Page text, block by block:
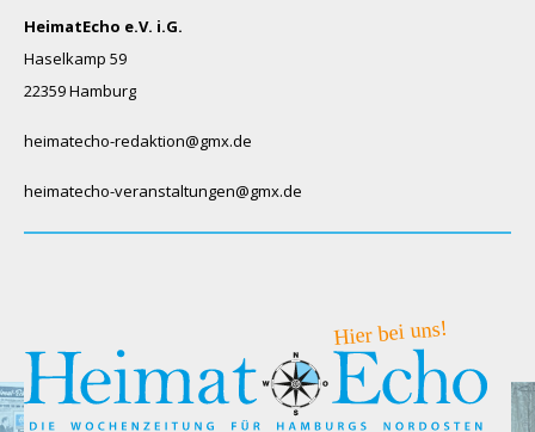
HeimatEcho e.V. i.G.
Haselkamp 59
22359 Hamburg
heimatecho-redaktion@gmx.de
heimatecho-veranstaltungen@gmx.de